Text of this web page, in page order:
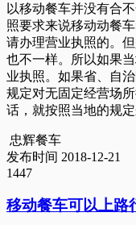
以移动餐车并没有合
照要求来说移动动餐
请办理营业执照的。
也不一样。所以如果
业执照。如果省、自
规定对无固定经营场
话，就按照当地的规
忠辉餐车
发布时间 2018-12-21
1447
移动餐车可以上路